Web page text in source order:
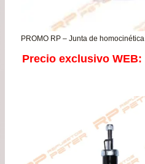
Precio exclusivo WEB: